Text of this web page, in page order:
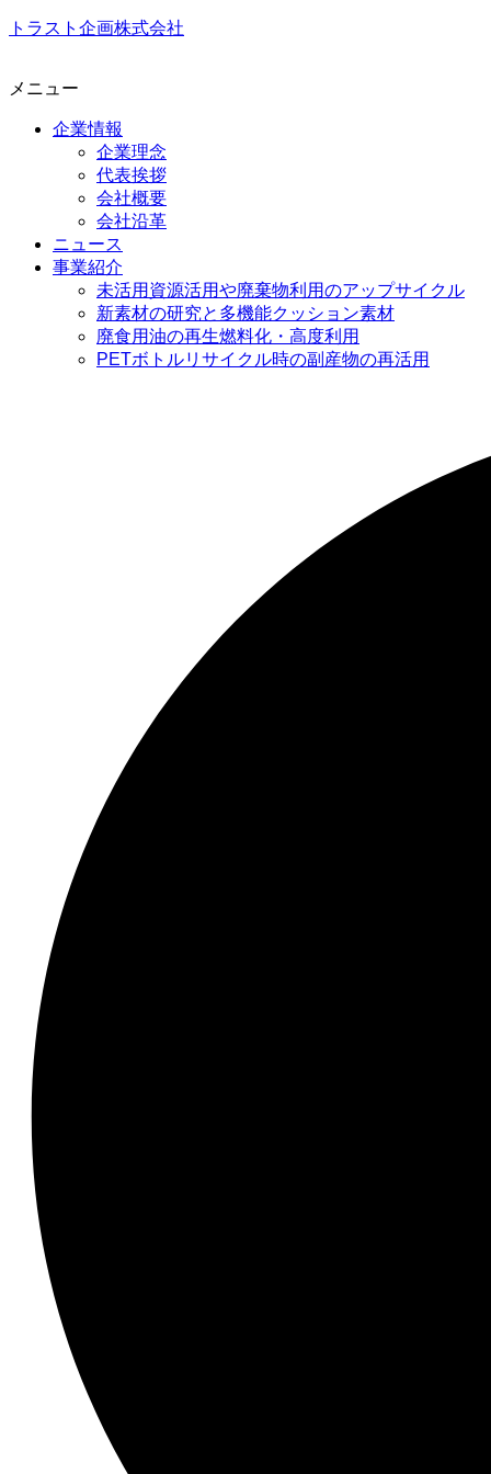
トラスト企画株式会社
メニュー
企業情報
企業理念
代表挨拶
会社概要
会社沿革
ニュース
事業紹介
未活用資源活用や廃棄物利用のアップサイクル
新素材の研究と多機能クッション素材
廃食用油の再生燃料化・高度利用
PETボトルリサイクル時の副産物の再活用